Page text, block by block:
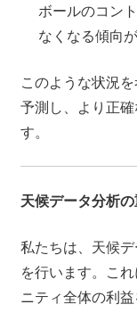
ボールのコン
なくなる傾向
このような状況
予測し、より正
す。
天候データ分析
私たちは、天候
を行います。こ
ニティ全体の利